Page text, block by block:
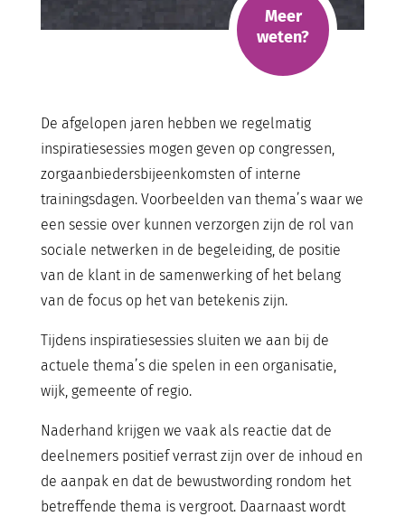
Meer
weten?
De afgelopen jaren hebben we regelmatig
inspiratiesessies mogen geven op congressen,
zorgaanbiedersbijeenkomsten of interne
trainingsdagen. Voorbeelden van thema’s waar we
een sessie over kunnen verzorgen zijn de rol van
sociale netwerken in de begeleiding, de positie
van de klant in de samenwerking of het belang
van de focus op het van betekenis zijn.
Tijdens inspiratiesessies sluiten we aan bij de
actuele thema’s die spelen in een organisatie,
wijk, gemeente of regio.
Naderhand krijgen we vaak als reactie dat de
deelnemers positief verrast zijn over de inhoud en
de aanpak en dat de bewustwording rondom het
betreffende thema is vergroot. Daarnaast wordt